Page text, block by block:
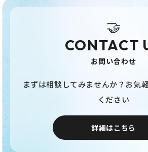
🤝
CONTACT
お問い合わせ
まずは相談してみませんか？お気
ください
詳細はこちら